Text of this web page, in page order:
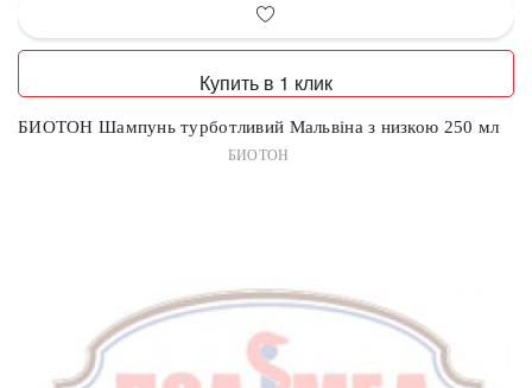
Купить в 1 клик
БИОТОН Шампунь турботливий Мальвіна з низкою 250 мл
БИОТОН